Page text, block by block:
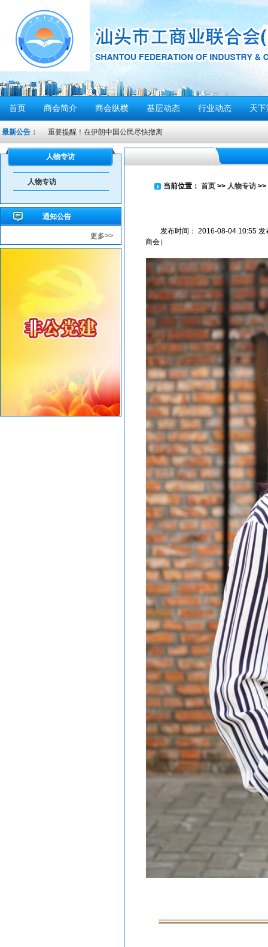
首页 商会简介 商会纵横 基层动态 行业动态 天
最新公告： 密切关注超强台风“桦加沙”，注意防范
汕头将分区域、分行业、分时段实行“四停”
感谢信
汕头市2026年“6·30”助力乡村振兴活动倡议书
【人民防空宣传周】如何辨别防空警报？我们应该...
6月21日10时15分，汕头将实施防空警报试鸣！
汕头发布2026年6月份重点行业领域安全风险提示
重要提醒！中国公民近期避免前往日本
共建绿美汕头，共享生态家园——致全市企业家的...
人物专访
人物专访
通知公告
更多>>
当前位置： 首页 >> 人物专访 >>
发布时间： 2016-08-04 10:55 发
商会）